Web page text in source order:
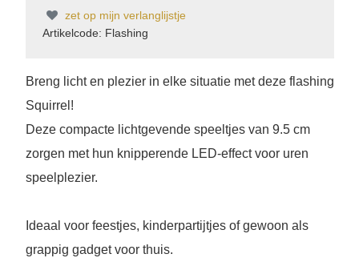
zet op mijn verlanglijstje
Artikelcode: Flashing
Breng licht en plezier in elke situatie met deze flashing
Squirrel!
Deze compacte lichtgevende speeltjes van 9.5 cm
zorgen met hun knipperende LED-effect voor uren
speelplezier.
Ideaal voor feestjes, kinderpartijtjes of gewoon als
grappig gadget voor thuis.